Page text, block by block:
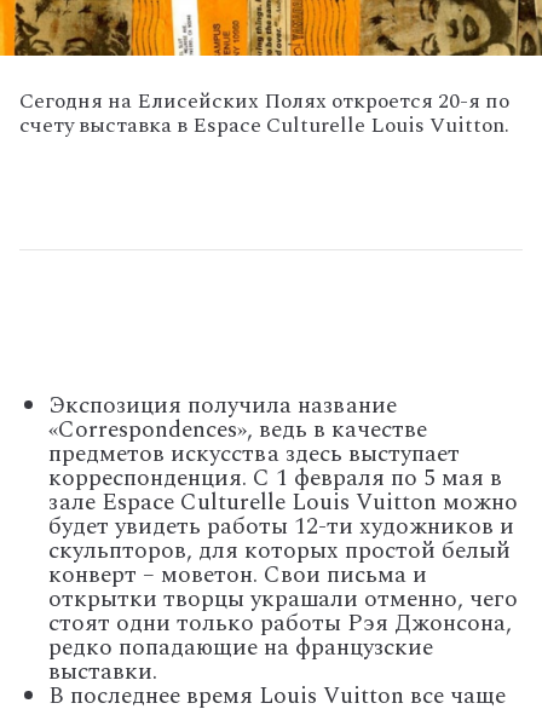
Сегодня на Елисейских Полях откроется 20-я по
счету выставка в Espace Culturelle Louis Vuitton.
Экспозиция получила название
«Correspondences», ведь в качестве
предметов искусства здесь выступает
корреспонденция. С 1 февраля по 5 мая в
зале Espace Culturelle Louis Vuitton можно
будет увидеть работы 12-ти художников и
скульпторов, для которых простой белый
конверт – моветон. Свои письма и
открытки творцы украшали отменно, чего
стоят одни только работы Рэя Джонсона,
редко попадающие на французские
выставки.
В последнее время Louis Vuitton все чаще